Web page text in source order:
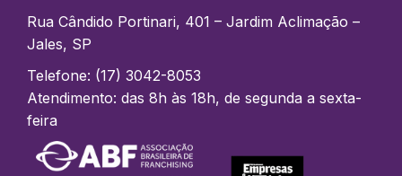
Rua Cândido Portinari, 401 – Jardim Aclimação –
Jales, SP
Telefone: (17) 3042-8053
Atendimento: das 8h às 18h, de segunda a sexta-
feira